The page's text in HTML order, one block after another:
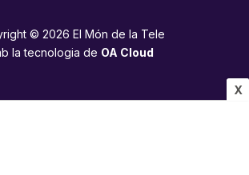
X
© 2026 El Món de la Tele
la tecnologia de OA Cloud